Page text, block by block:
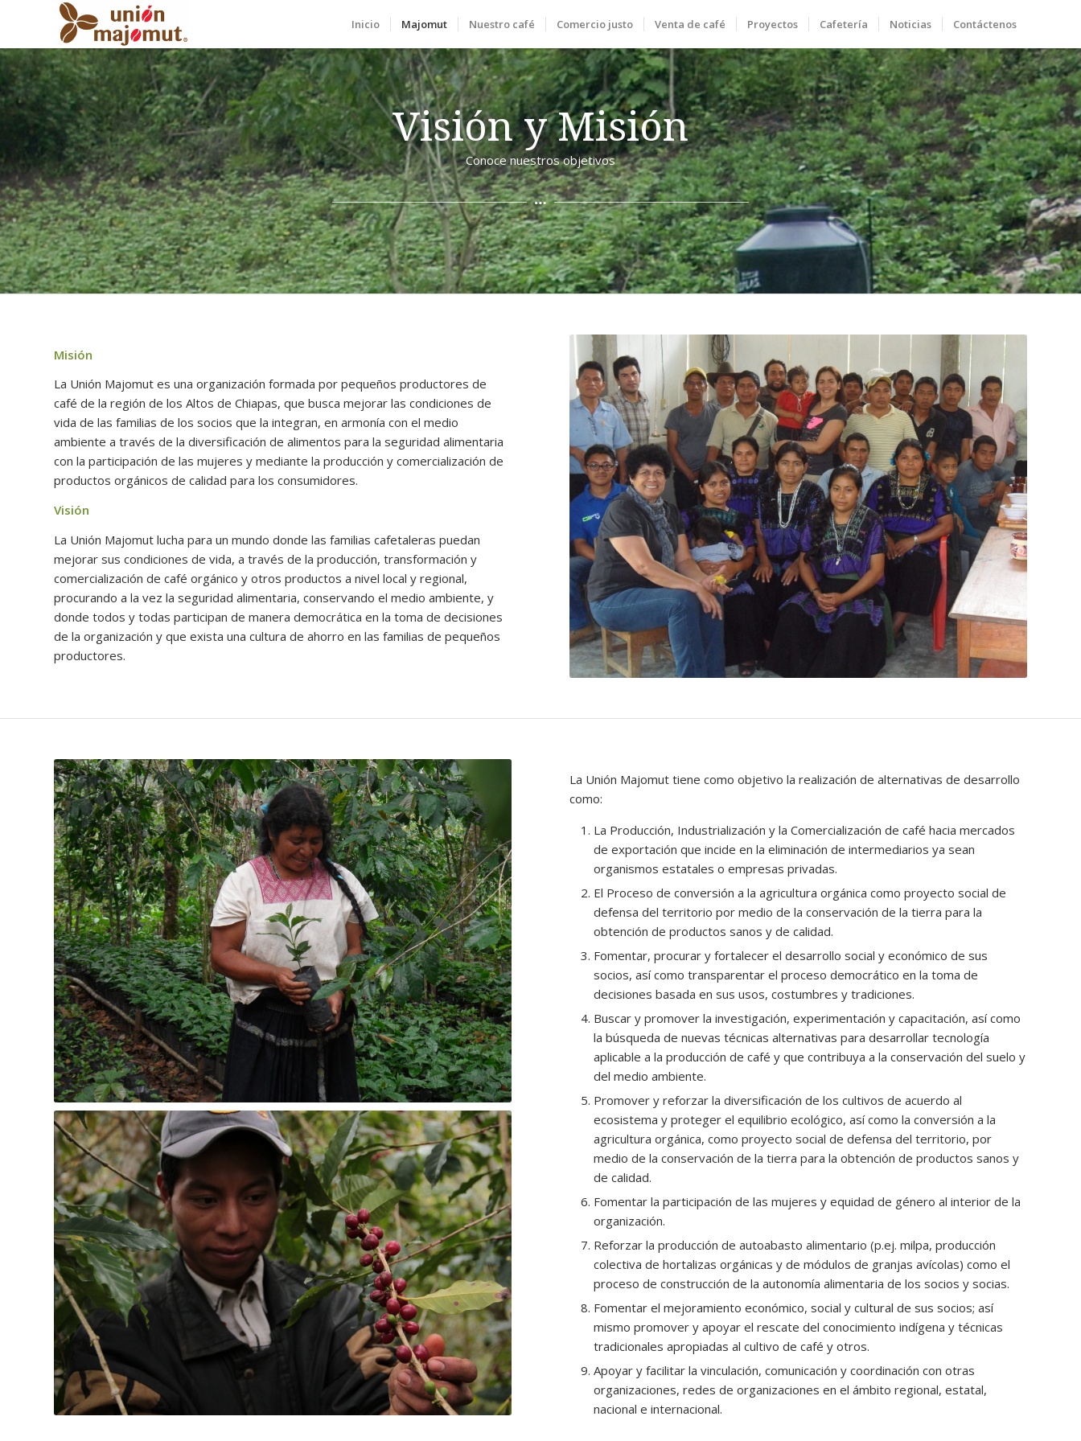
Inicio Majomut Nuestro café Comercio justo Venta de café Proyectos Cafetería Noticias Contáctenos
Visión y Misión
Conoce nuestros objetivos
Misión
La Unión Majomut es una organización formada por pequeños productores de
café de la región de los Altos de Chiapas, que busca mejorar las condiciones de
vida de las familias de los socios que la integran, en armonía con el medio
ambiente a través de la diversificación de alimentos para la seguridad alimentaria
con la participación de las mujeres y mediante la producción y comercialización de
productos orgánicos de calidad para los consumidores.
Visión
La Unión Majomut lucha para un mundo donde las familias cafetaleras puedan
mejorar sus condiciones de vida, a través de la producción, transformación y
comercialización de café orgánico y otros productos a nivel local y regional,
procurando a la vez la seguridad alimentaria, conservando el medio ambiente, y
donde todos y todas participan de manera democrática en la toma de decisiones
de la organización y que exista una cultura de ahorro en las familias de pequeños
productores.
La Unión Majomut tiene como objetivo la realización de alternativas de desarrollo
como:
La Producción, Industrialización y la Comercialización de café hacia mercados
de exportación que incide en la eliminación de intermediarios ya sean
organismos estatales o empresas privadas.
El Proceso de conversión a la agricultura orgánica como proyecto social de
defensa del territorio por medio de la conservación de la tierra para la
obtención de productos sanos y de calidad.
Fomentar, procurar y fortalecer el desarrollo social y económico de sus
socios, así como transparentar el proceso democrático en la toma de
decisiones basada en sus usos, costumbres y tradiciones.
Buscar y promover la investigación, experimentación y capacitación, así como
la búsqueda de nuevas técnicas alternativas para desarrollar tecnología
aplicable a la producción de café y que contribuya a la conservación del suelo y
del medio ambiente.
Promover y reforzar la diversificación de los cultivos de acuerdo al
ecosistema y proteger el equilibrio ecológico, así como la conversión a la
agricultura orgánica, como proyecto social de defensa del territorio, por
medio de la conservación de la tierra para la obtención de productos sanos y
de calidad.
Fomentar la participación de las mujeres y equidad de género al interior de la
organización.
Reforzar la producción de autoabasto alimentario (p.ej. milpa, producción
colectiva de hortalizas orgánicas y de módulos de granjas avícolas) como el
proceso de construcción de la autonomía alimentaria de los socios y socias.
Fomentar el mejoramiento económico, social y cultural de sus socios; así
mismo promover y apoyar el rescate del conocimiento indígena y técnicas
tradicionales apropiadas al cultivo de café y otros.
Apoyar y facilitar la vinculación, comunicación y coordinación con otras
organizaciones, redes de organizaciones en el ámbito regional, estatal,
nacional e internacional.